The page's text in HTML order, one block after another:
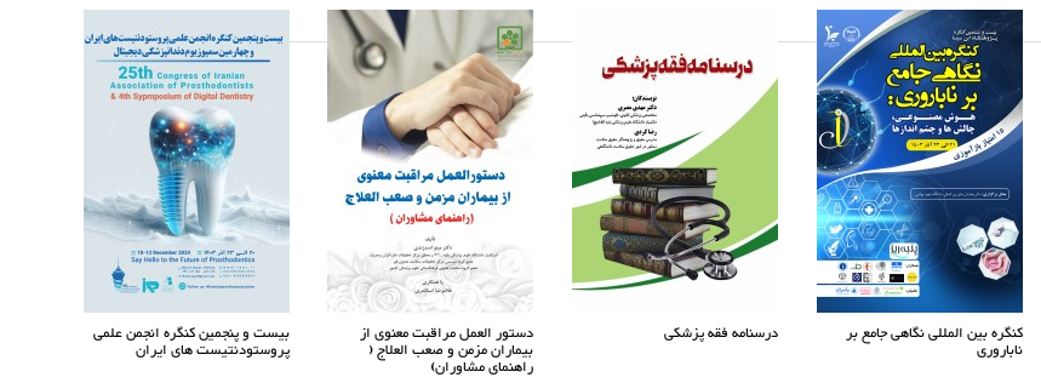
کنگره بین المللی نگاهی جامع بر
ناباروری
درسنامه فقه پزشکی دستور العمل مراقبت معنوی از
بیماران مزمن و صعب العلاج (
راهنمای مشاوران)
بیست و پنجمین کنگره انجمن علمی
پروستودنتیست های ایران